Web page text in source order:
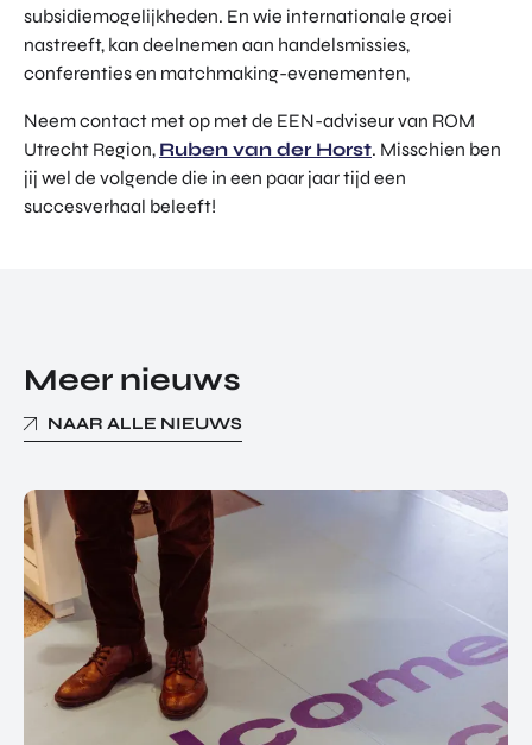
subsidiemogelijkheden. En wie internationale groei
nastreeft, kan deelnemen aan handelsmissies,
conferenties en matchmaking-evenementen,
Neem contact met op met de EEN-adviseur van ROM
Utrecht Region, Ruben van der Horst. Misschien ben
jij wel de volgende die in een paar jaar tijd een
succesverhaal beleeft!
Meer nieuws
NAAR ALLE NIEUWS